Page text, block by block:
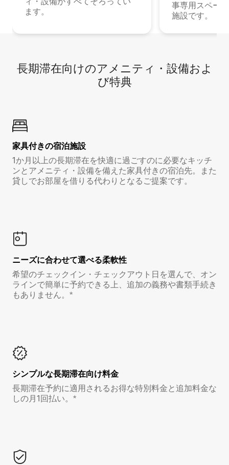
ます。
事専用スペー
施設です。
長期滞在向け⁠のア⁠メ⁠ニ⁠テ⁠ィ⁠・設⁠備⁠およ
び特⁠典
家具付き⁠の宿⁠泊⁠施⁠設
1か月以上の長期滞在を快適に過ごすのに必要なキッチ
ンとアメニティ・設備を備えた家具付きの宿泊先。また
貸しでお部屋を借りる代わりとなるご提案です。
ニーズに合わせて選べる柔軟性
希望のチェックイン・チェックアウト日を選んで、オン
ラインで簡単に予約できる上、追加の義務や書類手続き
もありません。*
シンプルな長期滞在向け料金
長期滞在予約に適用されるお得な特別料金と追加料金な
しの月1回払い。*